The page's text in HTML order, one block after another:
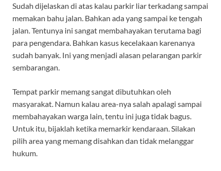
Sudah dijelaskan di atas kalau parkir liar terkadang sampai
memakan bahu jalan. Bahkan ada yang sampai ke tengah
jalan. Tentunya ini sangat membahayakan terutama bagi
para pengendara. Bahkan kasus kecelakaan karenanya
sudah banyak. Ini yang menjadi alasan pelarangan parkir
sembarangan.
Tempat parkir memang sangat dibutuhkan oleh
masyarakat. Namun kalau area-nya salah apalagi sampai
membahayakan warga lain, tentu ini juga tidak bagus.
Untuk itu, bijaklah ketika memarkir kendaraan. Silakan
pilih area yang memang disahkan dan tidak melanggar
hukum.